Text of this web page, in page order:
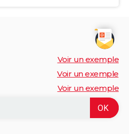
Voir un exemple
Voir un exemple
Voir un exemple